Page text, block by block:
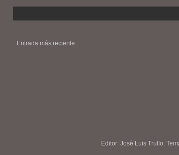
Entrada más reciente
Editor: José Luis Trullo.